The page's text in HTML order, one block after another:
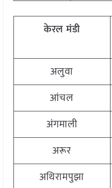
केरलमंडी
अलुवा
आंचल
अंगमाली
अरूर
अथिरामपुझा